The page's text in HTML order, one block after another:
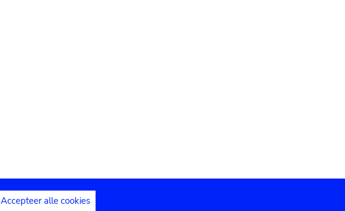
Accepteer alle cookies